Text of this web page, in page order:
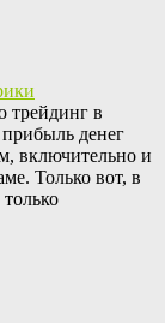
трейдинг в
денег
включительно и
Только вот, в